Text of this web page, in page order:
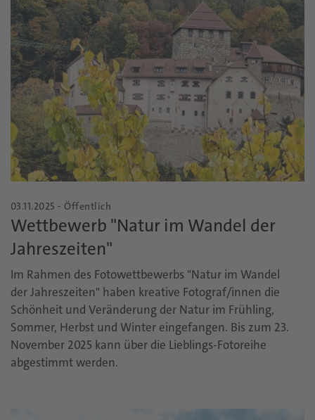
03.11.2025 - Öffentlich
Wettbewerb "Natur im Wandel der
Jahreszeiten"
Im Rahmen des Fotowettbewerbs "Natur im Wandel
der Jahreszeiten" haben kreative Fotograf/innen die
Schönheit und Veränderung der Natur im Frühling,
Sommer, Herbst und Winter eingefangen. Bis zum 23.
November 2025 kann über die Lieblings-Fotoreihe
abgestimmt werden.